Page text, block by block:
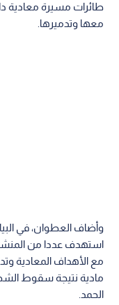
طائرات مسيرة معادية
معها وتدميرها.
استهدف عددا من
مع الأهداف المعادية
مادية نتيجة سقوط
الحمد.